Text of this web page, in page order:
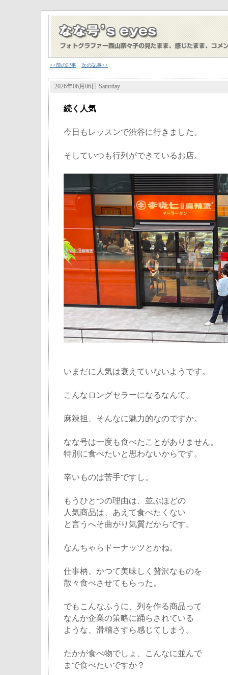
<<前の記事 次の記事>>
2026年06月06日 Saturday
続く人気
今日もレッスンで渋谷に行きました。
そしていつも行列ができているお店。
いまだに人気は衰えていないようです。
こんなロングセラーになるなんて。
麻辣担、そんなに魅力的なのですか。
なな号は一度も食べたことがありません。
特別に食べたいと思わないからです。
辛いものは苦手ですし。
もうひとつの理由は、並ぶほどの
人気商品は、あえて食べたくない
と言うへそ曲がり気質だからです。
なんちゃらドーナッツとかね。
仕事柄、かつて美味しく贅沢なものを
散々食べさせてもらった。
でもこんなふうに、列を作る商品って
なんか企業の策略に踊らされている
ような、滑稽さすら感じてしまう。
たかが食べ物でしょ、こんなに並んで
まで食べたいですか？